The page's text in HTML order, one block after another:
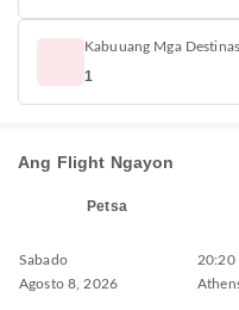
Kabuuang Mga
1
Ang Flight Ngayon
Petsa
Sabado
Agosto 8, 2026
20:20